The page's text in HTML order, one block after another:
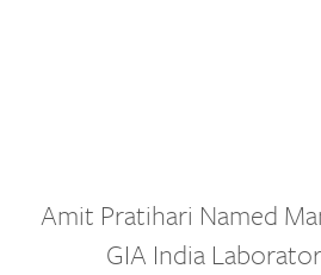
Amit Pratihari Named
GIA India